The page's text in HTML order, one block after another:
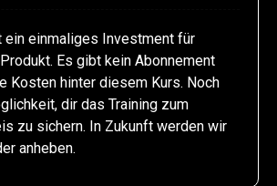
ein einmaliges Investment für
Es gibt kein Abonnement
Kosten hinter diesem Kurs. Noch
dir das Training zum
zu sichern. In Zukunft werden wir
anheben.